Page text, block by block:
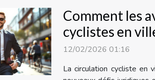
Comment les
cyclistes en
12/02/2026 01:16
La circulation cycliste en